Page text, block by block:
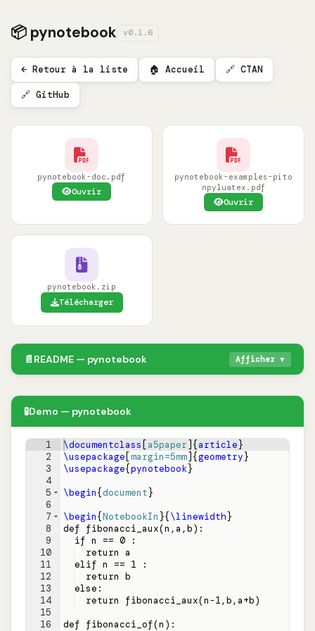
📦 pynotebook v0.1.6
← Retour à la liste 🏠 Accueil 🔗 CTAN
🔗 GitHub
pynotebook-doc.pdf
Ouvrir
pynotebook-examples-pito
npyluatex.pdf
Ouvrir
pynotebook.zip
Télécharger
📄 README — pynotebook Afficher ▼
🧪Demo — pynotebook
1
2
3
4
5
6
7
8
9
10
11
12
13
14
15
16
\documentclass [ a5paper ] {article}
\usepackage [margin=5mm] {geometry}
\usepackage{pynotebook}
\begin{document}
\begin{NotebookIn }{\linewidth}
def fibonacci_aux(n,a,b) :
  if n == 0 :
  return a
  elif n == 1 :
  return b
  else:
  return fibonacci_aux
(n-1,b,a+b)
def fibonacci_of(n ) :